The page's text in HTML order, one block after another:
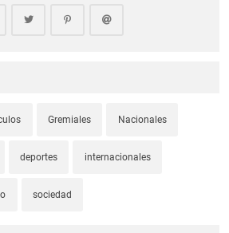
Gremiales Nacionales
deportes internacionales
sociedad